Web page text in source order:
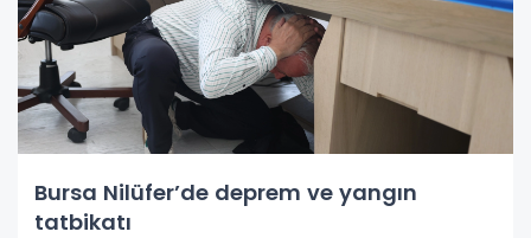
Bursa Nilüfer’de deprem ve yangın
tatbikatı